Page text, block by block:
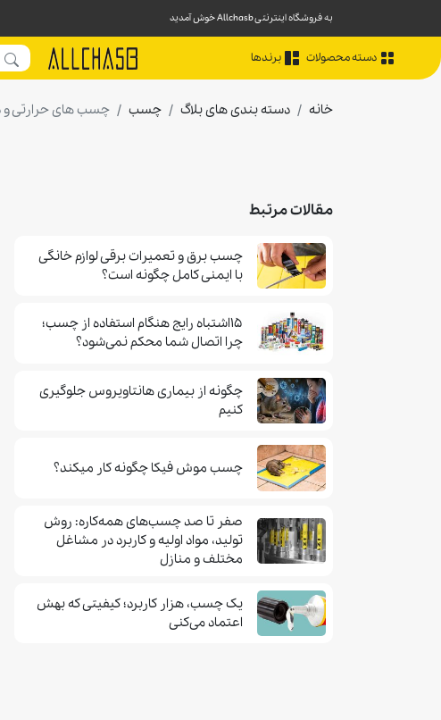
به فروشگاه اینترنتی Allchasb خوش آمدید
دسته محصولات برندها
خانه دسته بندی های بلاگ چسب چسب های حرارتی و
مقالات مرتبط
چسب برق و تعمیرات برقی لوازم خانگی
با ایمنی کامل چگونه است؟
۱۵اشتباه رایج هنگام استفاده از چسب؛
چرا اتصال شما محکم نمی‌شود؟
چگونه از بیماری هانتاویروس جلوگیری
کنیم
چسب موش فيكا چگونه كار ميكند؟
صفر تا صد چسب‌های همه‌کاره: روش
تولید، مواد اولیه و کاربرد در مشاغل
مختلف و منازل
یک چسب، هزار کاربرد؛ کیفیتی که بهش
اعتماد می‌کنی